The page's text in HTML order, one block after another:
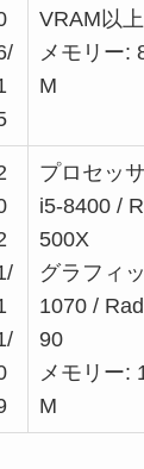
VRAM以上
メモリー:
M
プロセッ
i5-8400 /
500X
グラフィ
1070 /
90
メモリー:
M